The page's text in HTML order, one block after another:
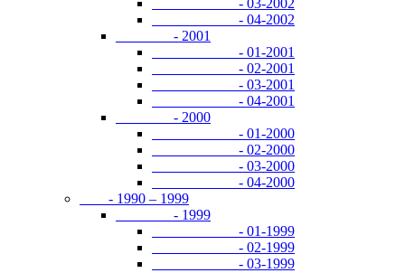
- 03-2002
- 04-2002
- 2001
- 01-2001
- 02-2001
- 03-2001
- 04-2001
- 2000
- 01-2000
- 02-2000
- 03-2000
- 04-2000
- 1990 – 1999
- 1999
- 01-1999
- 02-1999
- 03-1999